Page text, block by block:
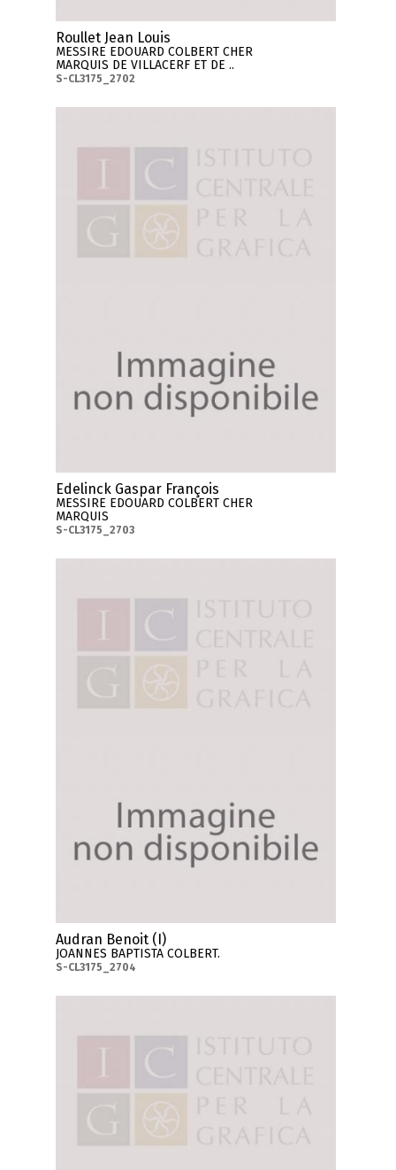
Roullet Jean Louis
MESSIRE EDOUARD COLBERT CHER
MARQUIS DE VILLACERF ET DE ..
S-CL3175_2702
Edelinck Gaspar François
MESSIRE EDOUARD COLBERT CHER
MARQUIS
S-CL3175_2703
Audran Benoit (I)
JOANNES BAPTISTA COLBERT.
S-CL3175_2704